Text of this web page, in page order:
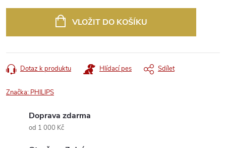
VLOŽIT DO KOŠÍKU
Dotaz k produktu Hlídací pes Sdílet
Značka: PHILIPS
Doprava zdarma
od 1 000 Kč